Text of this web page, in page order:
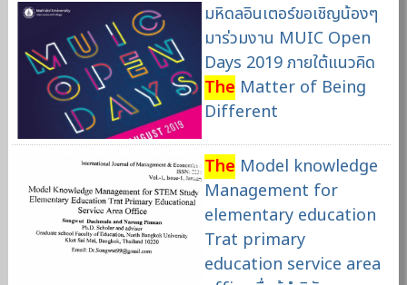
มหิดลอินเตอร์ขอเชิญน้องๆ
มาร่วมงาน MUIC Open
Days 2019 ภายใต้แนวคิด
The Matter of Being
Different
The Model knowledge
Management for
elementary education
Trat primary
education service area